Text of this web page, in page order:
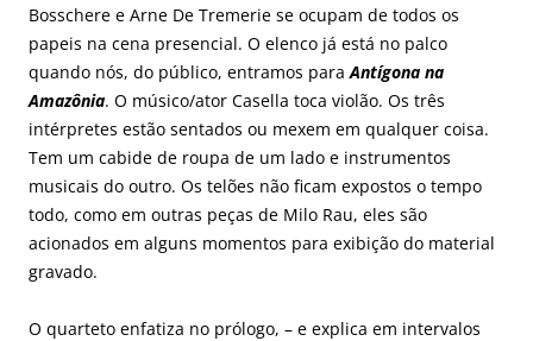
Bosschere e Arne De Tremerie se ocupam de todos os
papeis na cena presencial. O elenco já está no palco
quando nós, do público, entramos paraAntígona na
Amazônia. O músico/ator Casella toca violão. Os três
intérpretes estão sentados ou mexem em qualquer coisa.
Tem um cabide de roupa de um lado e instrumentos
musicais do outro. Os telões não ficam expostos o tempo
todo, como em outras peças de Milo Rau, eles são
acionados em alguns momentos para exibição do material
gravado.
O quarteto enfatiza no prólogo, – e explica em intervalos